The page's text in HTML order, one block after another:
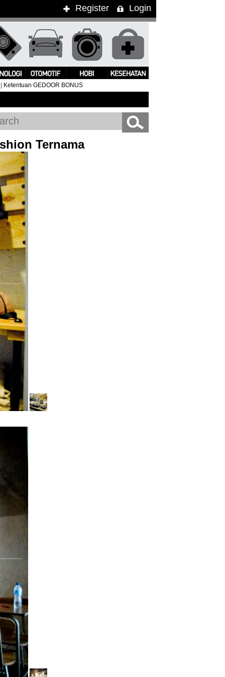
Register Login
Ketentuan GEDOOR BONUS
Pukau Penonton WTF 2015 #Clean Bandit Live In Jakarta
Ternama